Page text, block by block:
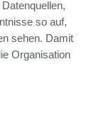
so auf,
sehen. Damit
Organisation